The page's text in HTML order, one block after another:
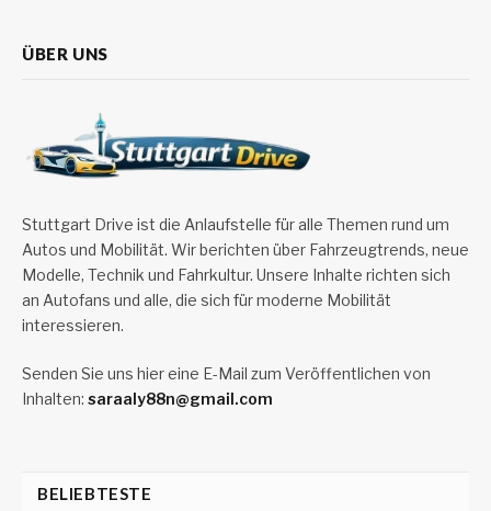
ÜBER UNS
Stuttgart Drive ist die Anlaufstelle für alle Themen rund um
Autos und Mobilität. Wir berichten über Fahrzeugtrends, neue
Modelle, Technik und Fahrkultur. Unsere Inhalte richten sich
an Autofans und alle, die sich für moderne Mobilität
interessieren.
Senden Sie uns hier eine E-Mail zum Veröffentlichen von
Inhalten: saraaly88n@gmail.com
BELIEBTESTE